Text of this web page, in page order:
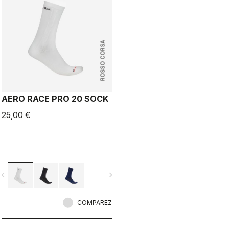
ROSSO CORSA
AERO RACE PRO 20 SOCK
25,00 €
navigate_next
COMPAREZ